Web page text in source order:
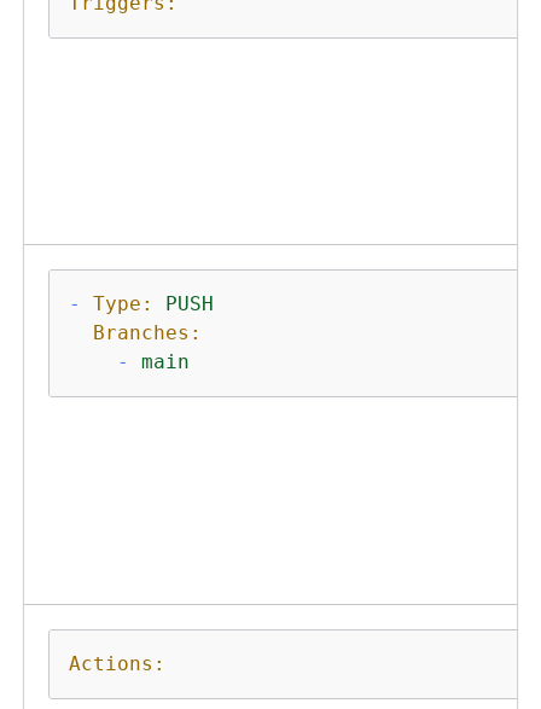
- Type:
PUSH
Branches:
-
main
Actions: